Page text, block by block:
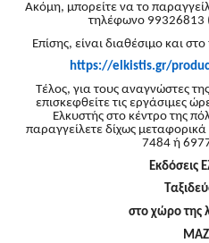
Ακόμη, μπορείτε να το
τηλέφωνο 99326813
Επίσης, είναι διαθέσιμο και
https://elkistis.gr/
Τέλος, για τους αναγνώστες
επισκεφθείτε τις εργάσιμες
Ελκυστής στο κέντρο της
παραγγείλετε δίχως
7484 ή
Εκδόσεις
στο χώρο της